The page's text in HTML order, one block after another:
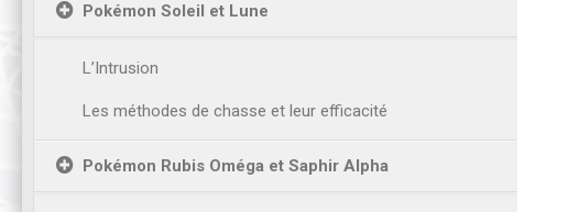
Pokémon Soleil et Lune
L’Intrusion
Les méthodes de chasse et leur efficacité
Pokémon Rubis Oméga et Saphir Alpha